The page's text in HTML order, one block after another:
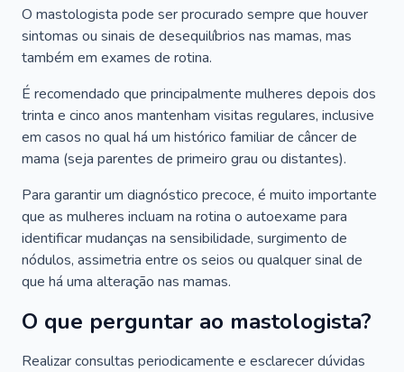
O mastologista pode ser procurado sempre que houver
sintomas ou sinais de desequilíbrios nas mamas, mas
também em exames de rotina.
É recomendado que principalmente mulheres depois dos
trinta e cinco anos mantenham visitas regulares, inclusive
em casos no qual há um histórico familiar de câncer de
mama (seja parentes de primeiro grau ou distantes).
Para garantir um diagnóstico precoce, é muito importante
que as mulheres incluam na rotina o autoexame para
identificar mudanças na sensibilidade, surgimento de
nódulos, assimetria entre os seios ou qualquer sinal de
que há uma alteração nas mamas.
O que perguntar ao mastologista?
Realizar consultas periodicamente e esclarecer dúvidas